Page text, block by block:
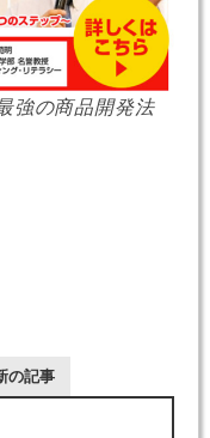
強の商品開発法
の記事